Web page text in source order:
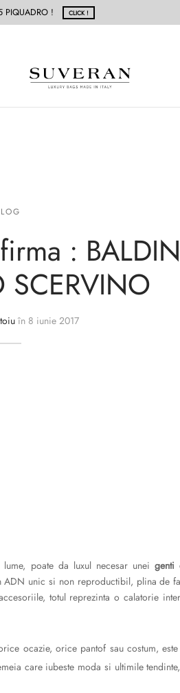
PIQUADRO ! CLICK !
:
în 8 iunie 2017
poate da luxul necesar unei genti
unic si non reproductibil, plina de
totul reprezinta o calatorie
ocazie, orice pantof sau costum,
care iubeste moda si ultimile